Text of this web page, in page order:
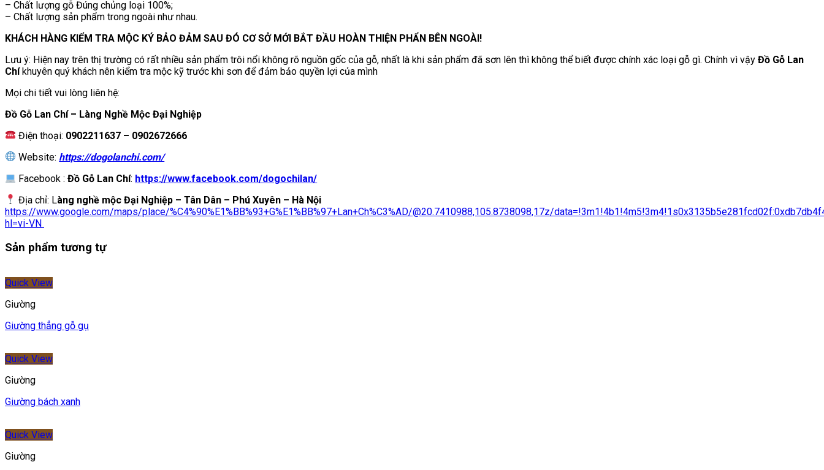
– Chất lượng gỗ Đúng chủng loại 100%;
– Chất lượng sản phẩm trong ngoài như nhau.
KHÁCH HÀNG KIỂM TRA MỘC KÝ BẢO ĐẢM SAU ĐÓ CƠ SỞ MỚI BẮT ĐẦU HOÀN THIỆN PHẨN BÊN NGOÀI!
Lưu ý: Hiện nay trên thị trường có rất nhiều sản phẩm trôi nổi không rõ nguồn gốc của gỗ, nhất là khi sản phẩm đã sơn lên thì không thể biết được chính xác loại gỗ gì. Chính vì vậy Đồ Gỗ Lan
Chíkhuyên quý khách nên kiểm tra mộc kỹ trước khi sơn để đảm bảo quyền lợi của mình
Mọi chi tiết vui lòng liên hệ:
Đồ Gỗ Lan Chí – Làng Nghề Mộc Đại Nghiệp
Điện thoại: 0902211637 – 0902672666
Website: https://dogolanchi.com/
Facebook : Đồ Gỗ Lan Chí: https://www.facebook.com/dogochilan/
Địa chỉ: Làng nghề mộc Đại Nghiệp – Tân Dân – Phú Xuyên – Hà Nội
https://www.google.com/maps/place/%C4%90%E1%BB%93+G%E1%BB%97+Lan+Ch%C3%AD/@20.7410988,105.8738098,17z/
hl=vi-VN
Sản phẩm tương tự
Quick View
Giường
Giường thẳng gỗ gụ
Quick View
Giường
Giường bách xanh
Quick View
Giường